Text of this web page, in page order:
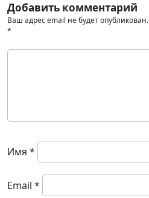
Добавить комментарий
Ваш адрес email не будет опубликован.
*
Имя *
Email *